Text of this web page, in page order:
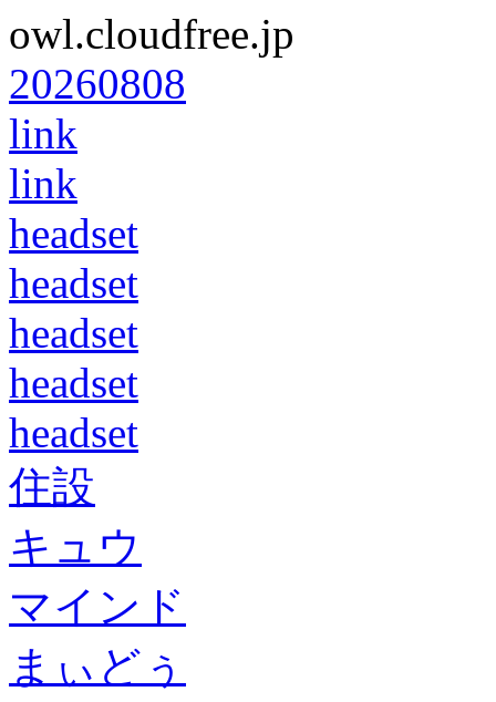
owl.cloudfree.jp
20260808
link
link
headset
headset
headset
headset
headset
住設
キュウ
マインド
まぃどぅ